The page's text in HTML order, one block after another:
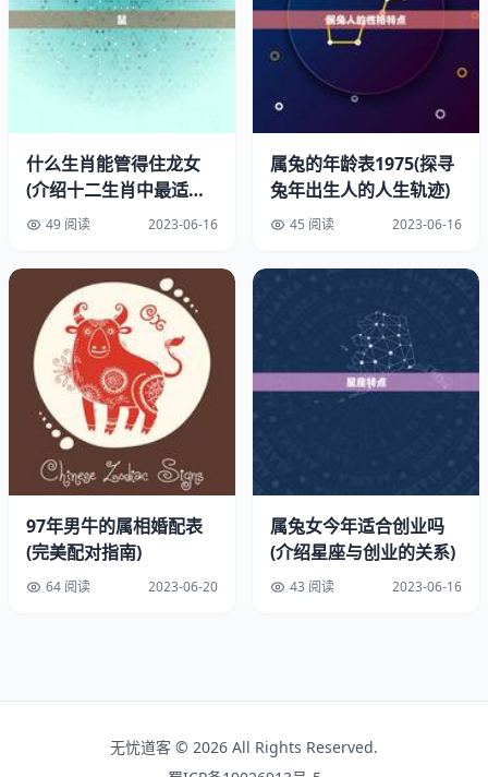
蛇男属相和牛女属相的配对也非常成功。蛇男属相通常非常
聪明、有智慧、有魅力，而且非常有耐心。他们可以帮助牛
女属相变得更加开朗、自信，而牛女属相则可以帮助蛇男属
相变得更加稳重、踏实。蛇男属相和牛女属相都非常珍惜家
庭和朋友，他们可以一起创造一个温馨、和谐的家庭。
3、牛女属相和猪男属相最配
猪男属相和牛女属相的配对也非常成功。猪男属相通常非常
善良、有同情心、有耐心，而且非常有感。他们可以帮助牛
什么生肖能管得住龙女
(介绍十二生肖中最适合
与龙女相配的生肖)
49 阅读 2023-06-16
属兔的年龄表1975(探寻
兔年出生人的人生轨迹)
45 阅读 2023-06-16
97年男牛的属相婚配表
(完美配对指南)
64 阅读 2023-06-20
属兔女今年适合创业吗
(介绍星座与创业的关系)
43 阅读 2023-06-16
无忧道客 © 2026 All Rights Reserved.